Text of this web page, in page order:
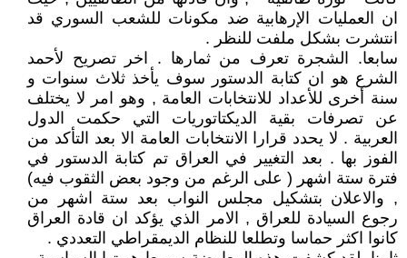
ان العمليات الإرهابية ضد مكونات للشعب السوري قد
انتشرت بشكل ملفت للنظر .
سابعا. الشجرة تعرف من ثمارها . اخر تصريح لأحمد
الشرع هو ان كتابة الدستور سوف يأخذ ثلاث سنوات و
سنة أخرى للأعداد للانتخابات العامة , وهو امر لا يختلف
عن تصرفات بقية الديكتاتوريات التي حكمت الدول
العربية . لا يحدد قرارا الانتخابات العامة الا بعد التأكد من
الفوز بها . بعد التغيير في العراق تم كتابة الدستور في
فترة ستة اشهر ( على الرغم من وجود بعض الثقوب فيه)
, والاعلان بتشكيل مجلس النواب بعد ستة اشهر من
رجوع السيادة للعراق , الامر الذي يؤكد ان قادة العراق
كانوا اكثر حماسا وتطلعا للنظام الديمقراطي التعددي .